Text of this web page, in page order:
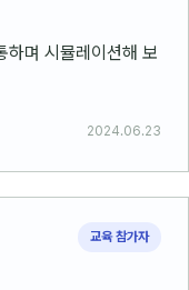
하며 시뮬레이션해 보
2024.06.23
교육 참가자